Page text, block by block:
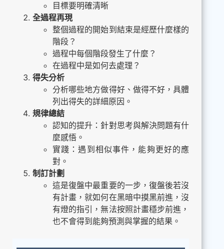
目標要明確清晰
全過程再現
整個過程的開始到結束是經歷什麼樣的
階段？
過程中每個階段發生了什麼？
在過程中是如何去處理？
得失分析
分析哪些地方做得好、做得不好，具體
列出得失的詳細原因。
規律總結
認知的提升：針對思考與解決問題有什
麼感悟。
實踐：遇到相似事件，能夠更好的應
對。
制訂計劃
這是復盤中最重要的一步，復盤後若沒
有計畫，就如何在黑暗中摸黑前進，沒
有燈的指引，無法按照計畫穩步前進，
也不會得到能夠預測與掌握的結果。